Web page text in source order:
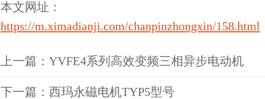
本文网址：
https://m.ximadianji.com/chanpinzhongxin/158.html
上一篇：YVFE4系列高效变频三相异步电动机
下一篇：西玛永磁电机TYP5型号